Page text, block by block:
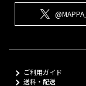
ご利用ガイド
送料・配送